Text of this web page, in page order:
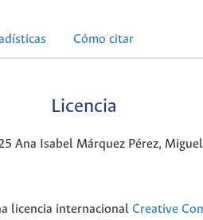
Cómo citar
Licencia
Ana Isabel Márquez Pérez,
licencia internacional Creative